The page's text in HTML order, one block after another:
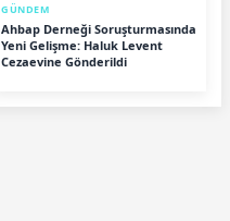
GÜNDEM
Ahbap Derneği Soruşturmasında
Yeni Gelişme: Haluk Levent
Cezaevine Gönderildi